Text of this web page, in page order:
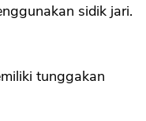
sidik jari.
tunggakan